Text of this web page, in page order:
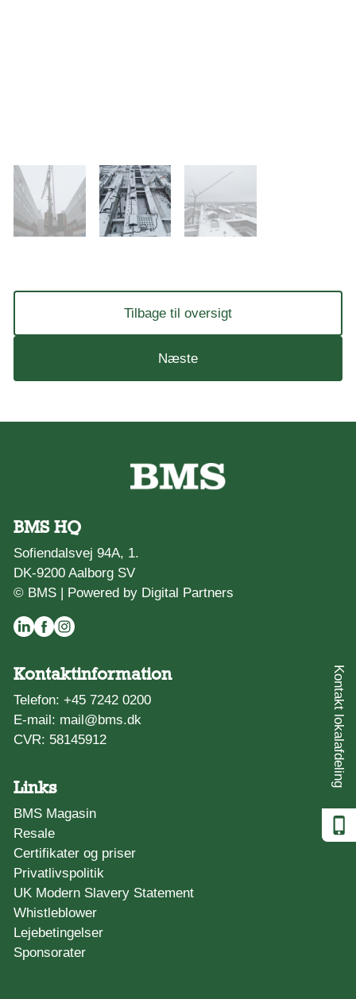
Kontakt lokalafdeling
Tilbage til oversigt
Næste
BMS HQ
Sofiendalsvej 94A, 1.
DK-9200 Aalborg SV
© BMS |
Powered by Digital Partners
Kontaktinformation
Telefon:+45 7242 0200
E-mail: mail@bms.dk
CVR: 58145912
Links
BMS Magasin
Resale
Certifikater og priser
Privatlivspolitik
UK Modern Slavery Statement
Whistleblower
Lejebetingelser
Sponsorater